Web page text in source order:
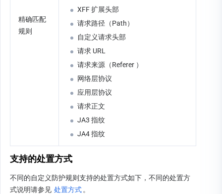
精确匹配
规则
XFF 扩展头部
请求路径（Path）
自定义请求头部
请求 URL
请求来源（Referer ）
网络层协议
应用层协议
请求正文
JA3 指纹
JA4 指纹
支持的处置方式
不同的自定义防护规则支持的处置方式如下，不同的处置方
式说明请参见 处置方式 。